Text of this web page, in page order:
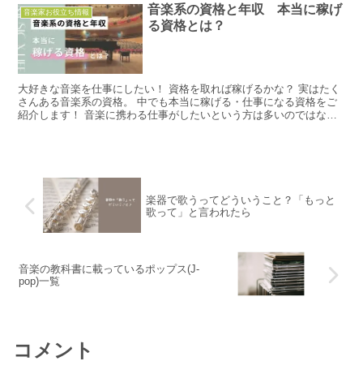
音楽家お役立ち情報
音楽系の資格と年収 本当に稼げ
る資格とは？
大好きな音楽を仕事にしたい！ 資格を取れば稼げるかな？ 実はたく
さんある音楽系の資格。 中でも本当に稼げる・仕事になる資格をご
紹介します！ 音楽に携わる仕事がしたいという方は多いのではない
楽器で歌うってどういうこと？「もっと
歌って」と言われたら
音楽の教科書に載っているポップス(J-
pop)一覧
コメント